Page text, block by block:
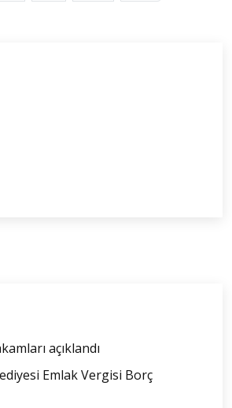
açıklandı
Emlak Vergisi Borç